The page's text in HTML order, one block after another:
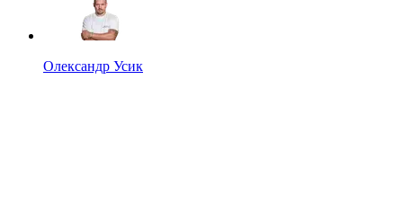
Олександр Усик